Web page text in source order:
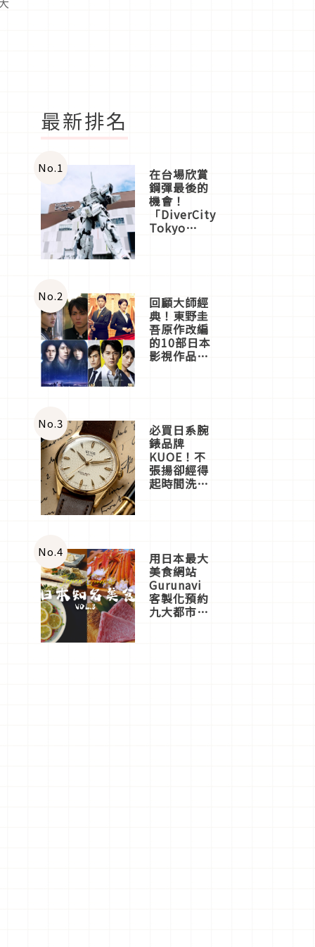
最新排名
No.1 在台場欣賞
鋼彈最後的
機會！
「DiverCity
Tokyo
體驗
No.2 回顧大師經
典！東野圭
吾原作改編
的10部日本
影視作品推
No.3 必買日系腕
錶品牌
KUOE！不
張揚卻經得
起時間洗鍊
No.4 用日本最大
美食網站
Gurunavi
客製化預約
九大都市餐